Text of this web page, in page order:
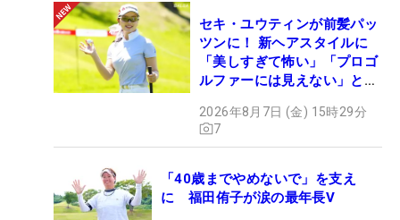
セキ・ユウティンが前髪パッ
ツンに！ 新ヘアスタイルに
「美しすぎて怖い」「プロゴ
ルファーには見えない」とコ
2026年8月7日 (金) 15時29分
7
「40歳までやめないで」を支え
に 福田侑子が涙の最年長V